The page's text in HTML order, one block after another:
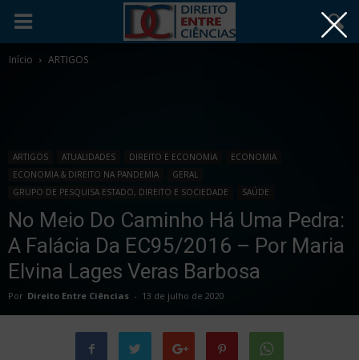
Início ARTIGOS
ARTIGOS ATUALIDADES DIREITO E ECONOMIA
ECONOMIA
ECONOMIA & DIREITO NA PANDEMIA
GERAL
GRUPO DE PESQUISA ESTADO, DIREITO E SOCIEDADE
SAÚDE
No Meio Do Caminho Há Uma Pedra:
A Falácia Da EC95/2016 – Por Maria
Elvina Lages Veras Barbosa
Por Direito Entre Ciências - 13 de julho de 2020